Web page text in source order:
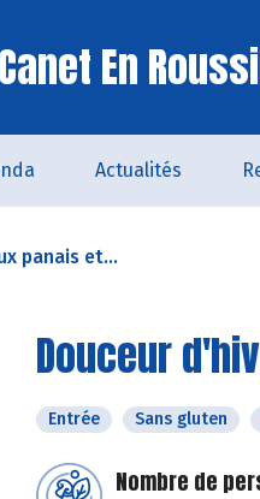
En
Actualités
panais et...
Douceur
Entrée Sans gluten
Nombre de